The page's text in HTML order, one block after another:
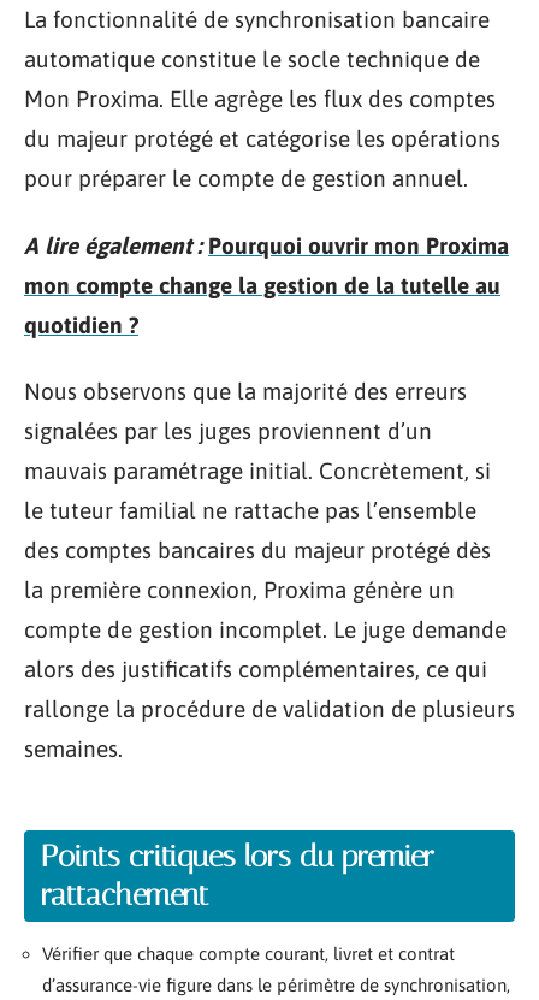
La fonctionnalité de synchronisation bancaire
automatique constitue le socle technique de
Mon Proxima. Elle agrège les flux des comptes
du majeur protégé et catégorise les opérations
pour préparer le compte de gestion annuel.
A lire également : Pourquoi ouvrir mon Proxima
mon compte change la gestion de la tutelle au
quotidien ?
Nous observons que la majorité des erreurs
signalées par les juges proviennent d’un
mauvais paramétrage initial. Concrètement, si
le tuteur familial ne rattache pas l’ensemble
des comptes bancaires du majeur protégé dès
la première connexion, Proxima génère un
compte de gestion incomplet. Le juge demande
alors des justificatifs complémentaires, ce qui
rallonge la procédure de validation de plusieurs
semaines.
Points critiques lors du premier
rattachement
Vérifier que chaque compte courant, livret et contrat
d’assurance-vie figure dans le périmètre de synchronisation,